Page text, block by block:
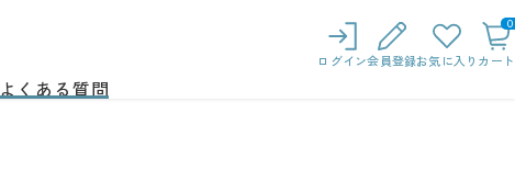
ログイン会員登録お気に入り カート
0
よくある質問